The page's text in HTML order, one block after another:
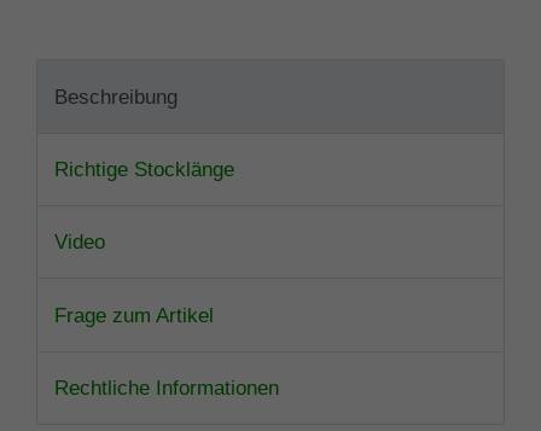
Beschreibung
Richtige Stocklänge
Video
Frage zum Artikel
Rechtliche Informationen